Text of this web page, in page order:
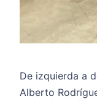
De izquierda a
Alberto